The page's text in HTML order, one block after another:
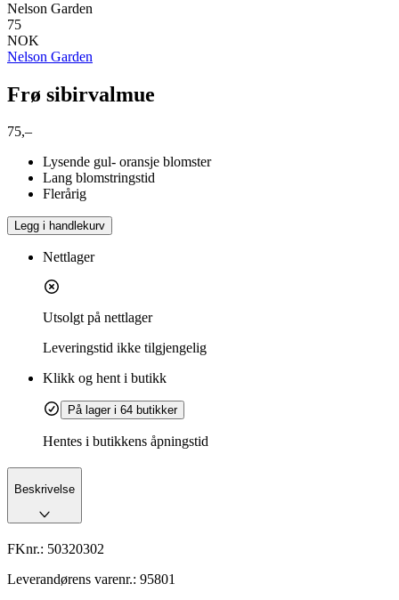
Nelson Garden
75
NOK
Nelson Garden
Frø sibirvalmue
75,–
Lysende gul- oransje blomster
Lang blomstringstid
Flerårig
Legg i handlekurv
Nettlager
Utsolgt på nettlager
Leveringstid ikke tilgjengelig
Klikk og hent i butikk
På lager i 64 butikker
Hentes i butikkens åpningstid
Beskrivelse
FKnr.: 50320302
Leverandørens varenr.: 95801